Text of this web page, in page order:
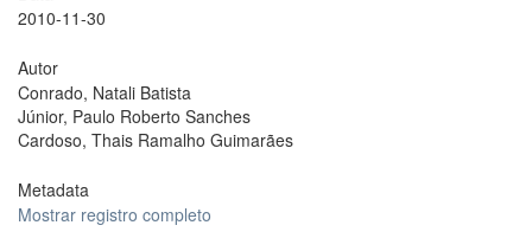
2010-11-30
Autor
Conrado, Natali Batista
Júnior, Paulo Roberto Sanches
Cardoso, Thais Ramalho Guimarães
Metadata
Mostrar registro completo